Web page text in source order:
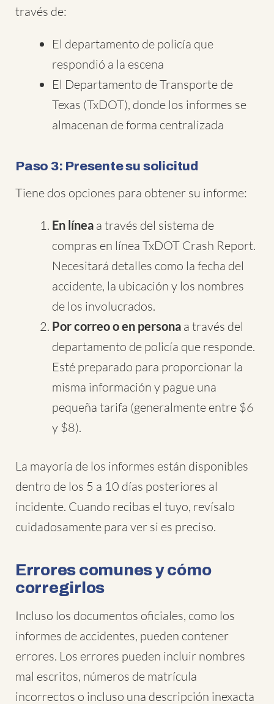
través de:
El departamento de policía que
respondió a la escena
El Departamento de Transporte de
Texas (TxDOT), donde los informes se
almacenan de forma centralizada
Paso 3: Presente su solicitud
Tiene dos opciones para obtener su informe:
En línea a través del sistema de
compras en línea TxDOT Crash Report.
Necesitará detalles como la fecha del
accidente, la ubicación y los nombres
de los involucrados.
Por correo o en persona a través del
departamento de policía que responde.
Esté preparado para proporcionar la
misma información y pague una
pequeña tarifa (generalmente entre $6
y $8).
La mayoría de los informes están disponibles
dentro de los 5 a 10 días posteriores al
incidente. Cuando recibas el tuyo, revísalo
cuidadosamente para ver si es preciso.
Errores comunes y cómo
corregirlos
Incluso los documentos oficiales, como los
informes de accidentes, pueden contener
errores. Los errores pueden incluir nombres
mal escritos, números de matrícula
incorrectos o incluso una descripción inexacta